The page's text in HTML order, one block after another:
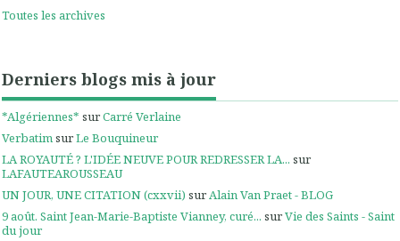
Toutes les archives
Derniers blogs mis à jour
*Algériennes* surCarré Verlaine
VerbatimsurLe Bouquineur
LA ROYAUTÉ ? L'IDÉE NEUVE POUR REDRESSER LA... sur
LAFAUTEAROUSSEAU
UN JOUR, UNE CITATION (cxxvii) surAlain Van Praet - BLOG
9 août. Saint Jean-Marie-Baptiste Vianney, curé... surVie des Saints - Saint
du jour